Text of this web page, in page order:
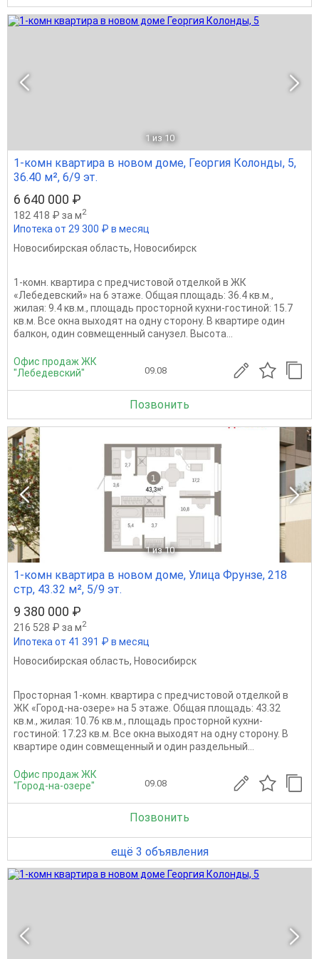
1 из 10
1-комн квартира в новом доме, Георгия Колонды, 5,
36.40 м², 6/9 эт.
6 640 000 ₽
182 418 ₽ за м2
Ипотека от 29 300 ₽ в месяц
Новосибирская область, Новосибирск
1-комн. квартира с предчистовой отделкой в ЖК
«Лебедевский» на 6 этаже. Общая площадь: 36.4 кв.м.,
жилая: 9.4 кв.м., площадь просторной кухни-гостиной: 15.7
кв.м. Все окна выходят на одну сторону. В квартире один
балкон, один совмещенный санузел. Высота...
Офис продаж ЖК
"Лебедевский"
09.08
Позвонить
1 из 10
1-комн квартира в новом доме, Улица Фрунзе, 218
стр, 43.32 м², 5/9 эт.
9 380 000 ₽
216 528 ₽ за м2
Ипотека от 41 391 ₽ в месяц
Новосибирская область, Новосибирск
Просторная 1-комн. квартира с предчистовой отделкой в
ЖК «Город-на-озере» на 5 этаже. Общая площадь: 43.32
кв.м., жилая: 10.76 кв.м., площадь просторной кухни-
гостиной: 17.23 кв.м. Все окна выходят на одну сторону. В
квартире один совмещенный и один раздельный...
Офис продаж ЖК
"Город-на-озере"
09.08
Позвонить
ещё 3 объявления